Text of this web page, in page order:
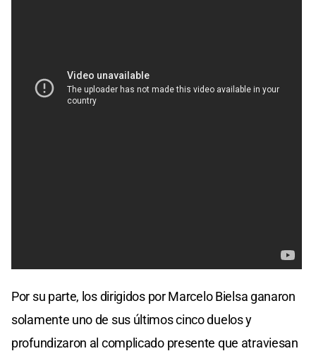
Por su parte, los dirigidos por Marcelo Bielsa ganaron
solamente uno de sus últimos cinco duelos y
profundizaron al complicado presente que atraviesan